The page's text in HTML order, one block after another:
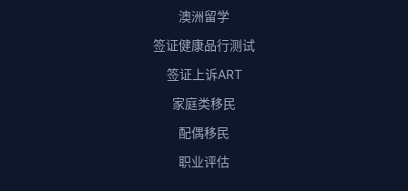
澳洲留学
签证健康品行测试
签证上诉ART
家庭类移民
配偶移民
职业评估